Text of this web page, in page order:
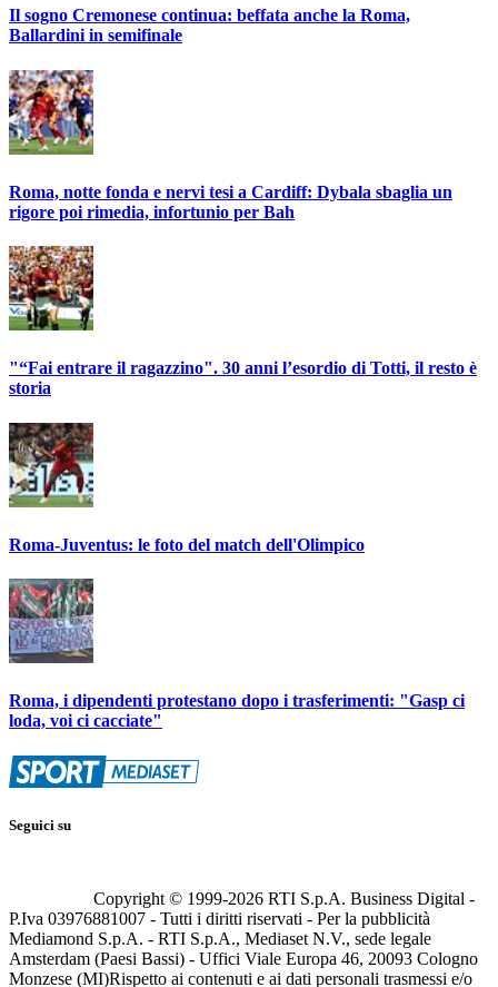
Il sogno Cremonese continua: beffata anche la Roma,
Ballardini in semifinale
Roma, notte fonda e nervi tesi a Cardiff: Dybala sbaglia un
rigore poi rimedia, infortunio per Bah
"“Fai entrare il ragazzino". 30 anni l’esordio di Totti, il resto è
storia
Roma-Juventus: le foto del match dell'Olimpico
Roma, i dipendenti protestano dopo i trasferimenti: "Gasp ci
loda, voi ci cacciate"
Seguici su
Copyright © 1999-2026 RTI S.p.A. Business Digital -
P.Iva 03976881007 - Tutti i diritti riservati - Per la pubblicità
Mediamond S.p.A. - RTI S.p.A., Mediaset N.V., sede legale
Amsterdam (Paesi Bassi) - Uffici Viale Europa 46, 20093 Cologno
Monzese (MI)Rispetto ai contenuti e ai dati personali trasmessi e/o